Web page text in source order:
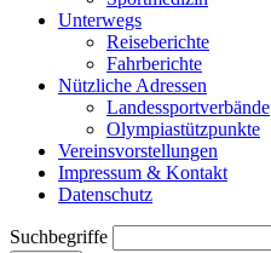
Unterwegs
Reiseberichte
Fahrberichte
Nützliche Adressen
Landessportverbände
Olympiastützpunkte
Vereinsvorstellungen
Impressum & Kontakt
Datenschutz
Suchbegriffe